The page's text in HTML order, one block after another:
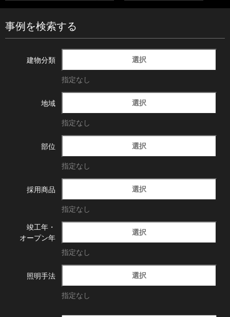
事例を検索する
建物分類 選択
指定なし
地域 選択
指定なし
部位 選択
指定なし
採用商品 選択
指定なし
竣工年・
オープン年
選択
指定なし
照明手法 選択
指定なし